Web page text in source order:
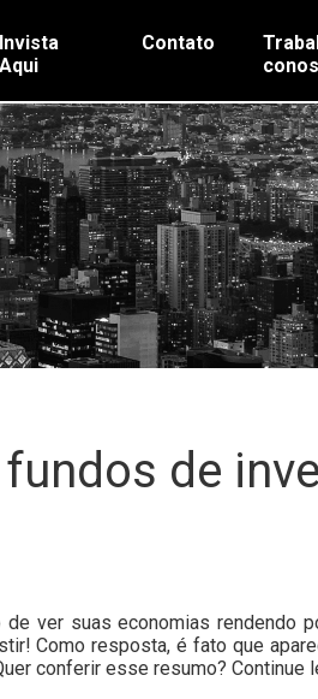
Invista
Aqui
Contato
de
ver suas economias rendendo
Como resposta, é fato que
conferir esse resumo? Continue